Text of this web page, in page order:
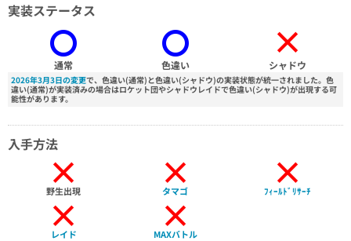
実装ステータス
通常 色違い
×
シャドウ
2026年3月3日の変更で、色違い(通常)と色違い(シャドウ)の実装状態が統一されました。色
違い(通常)が実装済みの場合はロケット団やシャドウレイドで色違い(シャドウ)が出現する可
能性があります。
入手方法
×
野生出現 ×
タマゴ ×
ﾌｨｰﾙﾄﾞﾘｻｰﾁ
×
レイド ×
MAXバトル